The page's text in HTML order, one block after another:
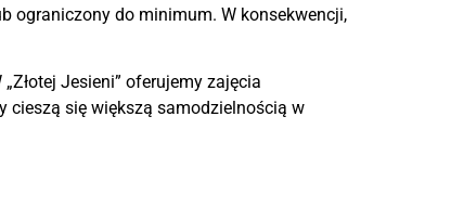
ograniczony do minimum. W konsekwencji,
Jesieni” oferujemy zajęcia
cieszą się większą samodzielnością w